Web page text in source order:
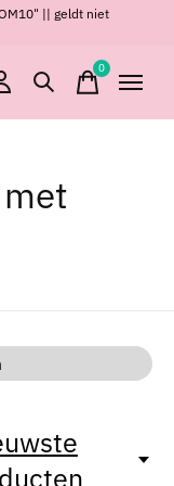
|| geldt niet
0items